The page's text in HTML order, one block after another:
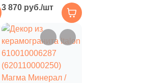
Магма Фог / Magma
Fog Brick 3D 30x80
серый натуральный /
3D/объемный под
камень
3 870 руб./шт